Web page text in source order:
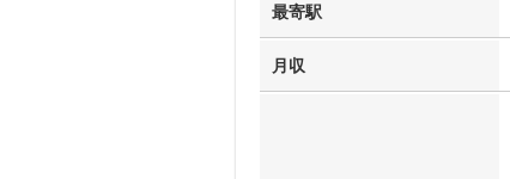
最寄駅
月収